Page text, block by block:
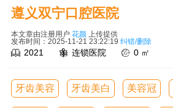
遵义双宁口腔医院
本文章由注册用户 花颜上传提供
发布时间：2025-11-21 23:22:19 纠错/删除
2021 连锁医院 0 ㎡
牙齿美容 牙齿美白 美容冠